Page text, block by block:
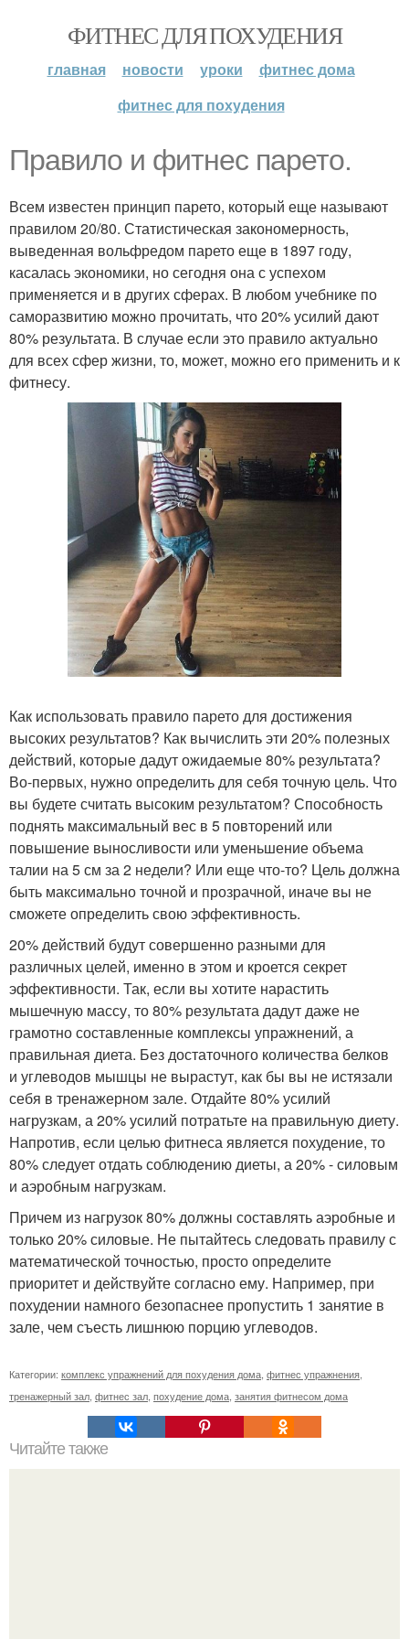
ФИТНЕС ДЛЯ ПОХУДЕНИЯ
главная новости уроки
фитнес дома
фитнес для похудения
Правило и фитнес парето.
Всем известен принцип парето, который еще называют
правилом 20/80. Статистическая закономерность,
выведенная вольфредом парето еще в 1897 году,
касалась экономики, но сегодня она с успехом
применяется и в других сферах. В любом учебнике по
саморазвитию можно прочитать, что 20% усилий дают
80% результата. В случае если это правило актуально
для всех сфер жизни, то, может, можно его применить и к
фитнесу.
Как использовать правило парето для достижения
высоких результатов? Как вычислить эти 20% полезных
действий, которые дадут ожидаемые 80% результата?
Во-первых, нужно определить для себя точную цель. Что
вы будете считать высоким результатом? Способность
поднять максимальный вес в 5 повторений или
повышение выносливости или уменьшение объема
талии на 5 см за 2 недели? Или еще что-то? Цель должна
быть максимально точной и прозрачной, иначе вы не
сможете определить свою эффективность.
20% действий будут совершенно разными для
различных целей, именно в этом и кроется секрет
эффективности. Так, если вы хотите нарастить
мышечную массу, то 80% результата дадут даже не
грамотно составленные комплексы упражнений, а
правильная диета. Без достаточного количества белков
и углеводов мышцы не вырастут, как бы вы не истязали
себя в тренажерном зале. Отдайте 80% усилий
нагрузкам, а 20% усилий потратьте на правильную диету.
Напротив, если целью фитнеса является похудение, то
80% следует отдать соблюдению диеты, а 20% - силовым
и аэробным нагрузкам.
Причем из нагрузок 80% должны составлять аэробные и
только 20% силовые. Не пытайтесь следовать правилу с
математической точностью, просто определите
приоритет и действуйте согласно ему. Например, при
похудении намного безопаснее пропустить 1 занятие в
зале, чем съесть лишнюю порцию углеводов.
Категории: комплекс упражнений для похудения дома фитнес упражнения
тренажерный зал фитнес зал похудение дома занятия фитнесом дома
Читайте также